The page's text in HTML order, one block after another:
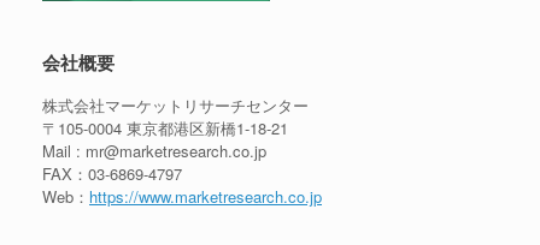
会社概要
株式会社マーケットリサーチセンター
〒105-0004 東京都港区新橋1-18-21
Mail : mr@marketresearch.co.jp
FAX：03-6869-4797
Web： https://www.marketresearch.co.jp